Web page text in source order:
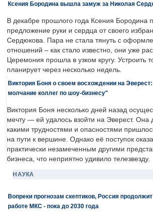
Ксения Бородина вышла замуж за Николая
В декабре прошлого года Ксения Бородина
предложение руки и сердца от своего
Сердюкова. Пара не стала тянуть с
отношений – как стало известно, они уже
Церемония прошла в узком кругу. Устроить
планирует через несколько недель.
Виктория Боня о своем восхождении на
молчание коллег по шоу-бизнесу"
Виктория Боня несколько дней назад
мечту — ей удалось взойти на Эверест. Она
какими трудностями и опасностями
на пути к вершине. Однако её поступок
практически незамеченным другими
бизнеса, что неприятно удивило телезвезду.
НАУКА
Вопреки прогнозам скептиков, Россия
работе МКС - пока до 2030 года